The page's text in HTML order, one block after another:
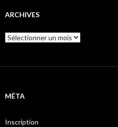
ARCHIVES
A
r
s
MÉTA
Inscription